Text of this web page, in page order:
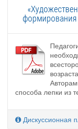
способа лепки из
Дискуссионная